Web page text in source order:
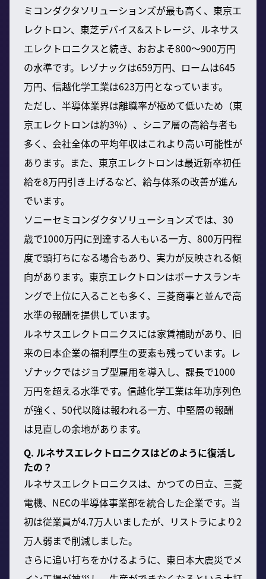
ミコンダクタソリューションズが最も高く、東京エ
レクトロン、東芝デバイス&ストレージ、ルネサス
エレクトロニクスと続き、おおよそ800〜900万円
の水準です。レゾナックは659万円、ロームは645
万円、信越化学工業は623万円となっています。
ただし、半導体業界は離職率が極めて低いため（東
京エレクトロンは約3%）、シニア層の高給与者も
多く、会社全体の平均年収はこれより高い可能性が
あります。また、東京エレクトロンは最近新卒初任
給を8万円引き上げるなど、給与体系の改善が進ん
でいます。
ソニーセミコンダクタソリューションズでは、30
歳で1000万円に到達する人もいる一方、800万円程
度で頭打ちになる場合もあり、実力が反映される傾
向があります。東京エレクトロンはボーナスランキ
ングで上位に入ることも多く、三菱商事と並んで高
水準の報酬を提供しています。
ルネサスエレクトロニクスには家賃補助があり、旧
来の日本企業の福利厚生の要素も残っています。レ
ゾナックではジョブ型雇用を導入し、課長で1000
万円を超える水準です。信越化学工業は年功序列色
が強く、50代以降は報われる一方、中堅層の報酬
は見直しの余地があります。
Q. ルネサスエレクトロニクスはどのように復活し
たの？
ルネサスエレクトロニクスは、かつての日立、三菱
電機、NECの半導体事業部を統合した企業です。当
初は従業員が4.7万人いましたが、リストラにより2
万人弱まで削減しました。
さらに追い打ちをかけるように、東日本大震災でメ